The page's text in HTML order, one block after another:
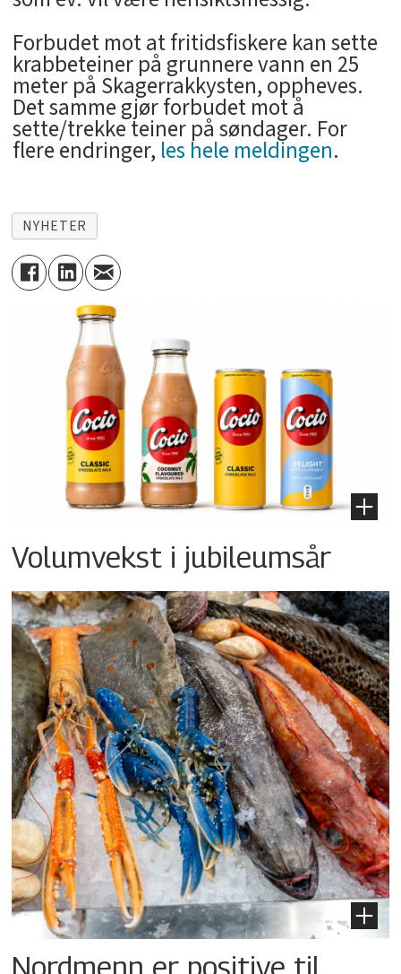
Forbudet mot at fritidsfiskere kan sette
krabbeteiner på grunnere vann en 25
meter på Skagerrakkysten, oppheves.
Det samme gjør forbudet mot å
sette/trekke teiner på søndager. For
flere endringer, les hele meldingen.
NYHETER
Volumvekst i jubileumsår
Nordmenn er positive til